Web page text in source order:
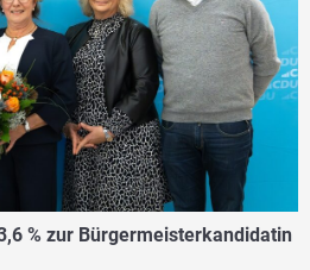
% zur Bürgermeisterkandidatin